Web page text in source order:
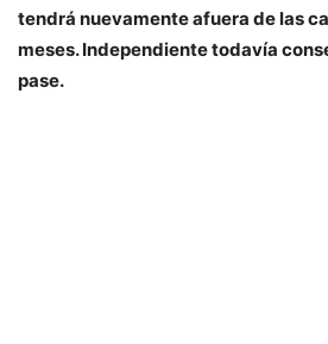
tendrá nuevamente afuera de las
meses. Independiente todavía
pase.